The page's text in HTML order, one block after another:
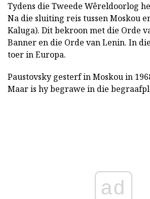
Tydens die Tweede Wêreldoorlog
Na die sluiting reis tussen Moskou
Kaluga). Dit bekroon met die Orde
Banner en die Orde van Lenin. In
toer in Europa.
Paustovsky gesterf in Moskou in
Maar is hy begrawe in die
ad